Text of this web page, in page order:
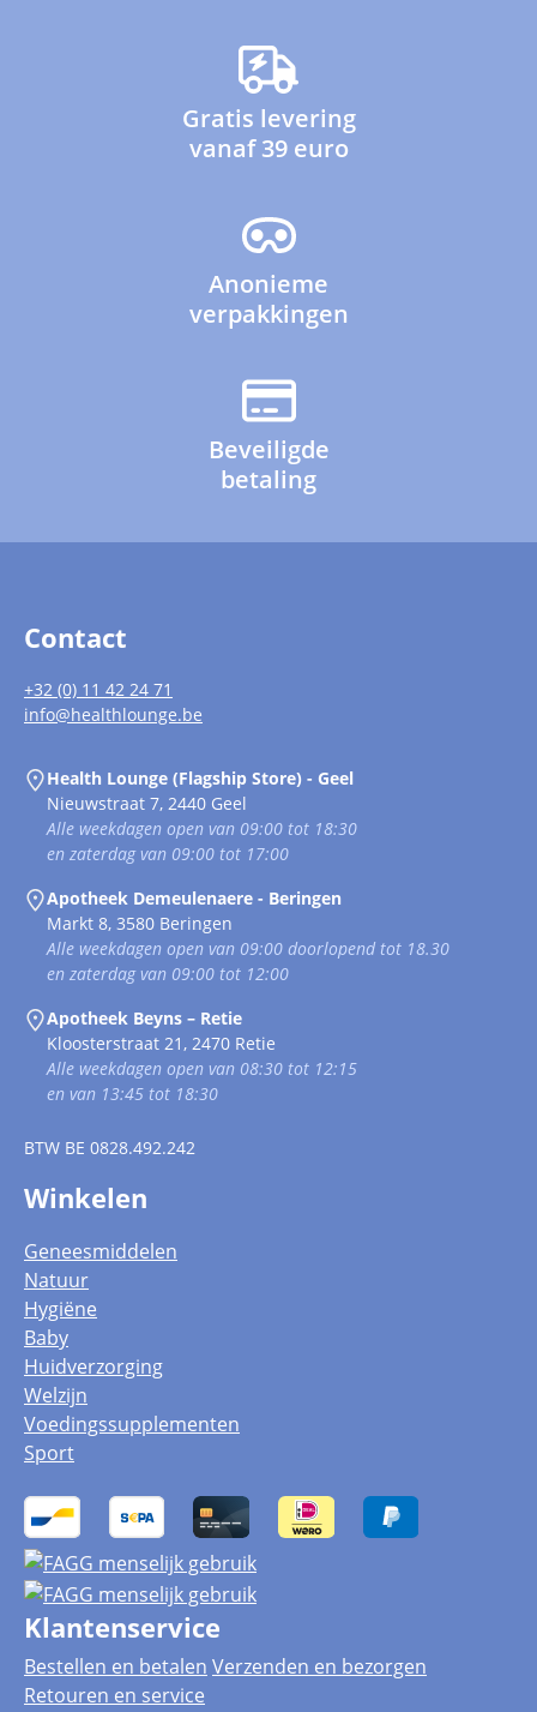
Gratis levering
vanaf 39 euro
Anonieme
verpakkingen
Beveiligde
betaling
Contact
+32 (0) 11 42 24 71
info@healthlounge.be
Health Lounge (Flagship Store) - Geel
Nieuwstraat 7, 2440 Geel
Alle weekdagen open van 09:00 tot 18:30
en zaterdag van 09:00 tot 17:00
Apotheek Demeulenaere - Beringen
Markt 8, 3580 Beringen
Alle weekdagen open van 09:00 doorlopend tot 18.30
en zaterdag van 09:00 tot 12:00
Apotheek Beyns – Retie
Kloosterstraat 21, 2470 Retie
Alle weekdagen open van 08:30 tot 12:15
en van 13:45 tot 18:30
BTW BE 0828.492.242
Winkelen
Geneesmiddelen
Natuur
Hygiëne
Baby
Huidverzorging
Welzijn
Voedingssupplementen
Sport
Klantenservice
Bestellen en betalen Verzenden en bezorgen
Retouren en service